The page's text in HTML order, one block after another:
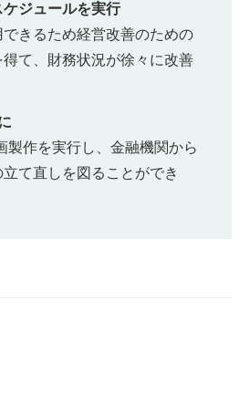
ジュールを実行
きるため経営改善のための
て、財務状況が徐々に改善
作を実行し、金融機関から
て直しを図ることができ